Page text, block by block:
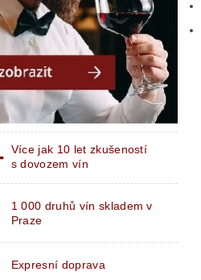
Více jak 10 let zkušeností
s dovozem vín
1 000 druhů vín skladem v
Praze
Expresní doprava